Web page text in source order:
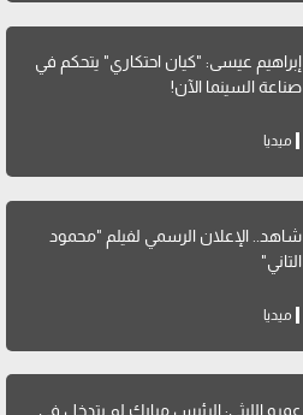
إبراهيم عيسى: "كيان احتكاري" يتحكم في
صناعة السينما الآن!
ميديا
شاهد.. الإعلان الرسمي لفيلم "محمود
التاني"
ميديا
عمرو الليثي: الرئيس مبارك لم يتدخل في